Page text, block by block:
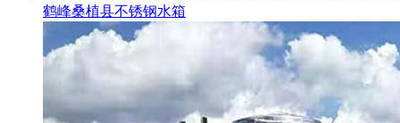
鹤峰桑植县不锈钢水箱